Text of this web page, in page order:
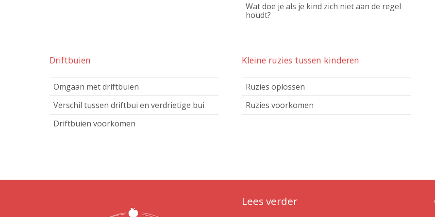
Wat doe je als je kind zich niet aan de regel
houdt?
Driftbuien
Omgaan met driftbuien
Verschil tussen driftbui en verdrietige bui
Driftbuien voorkomen
Kleine ruzies tussen kinderen
Ruzies oplossen
Ruzies voorkomen
Lees verder